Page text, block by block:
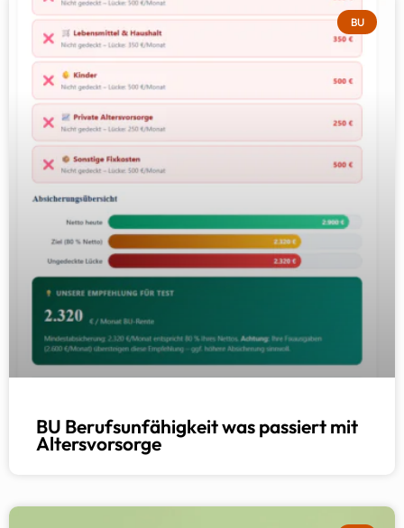
BU
BU Berufsunfähigkeit was passiert mit
Altersvorsorge